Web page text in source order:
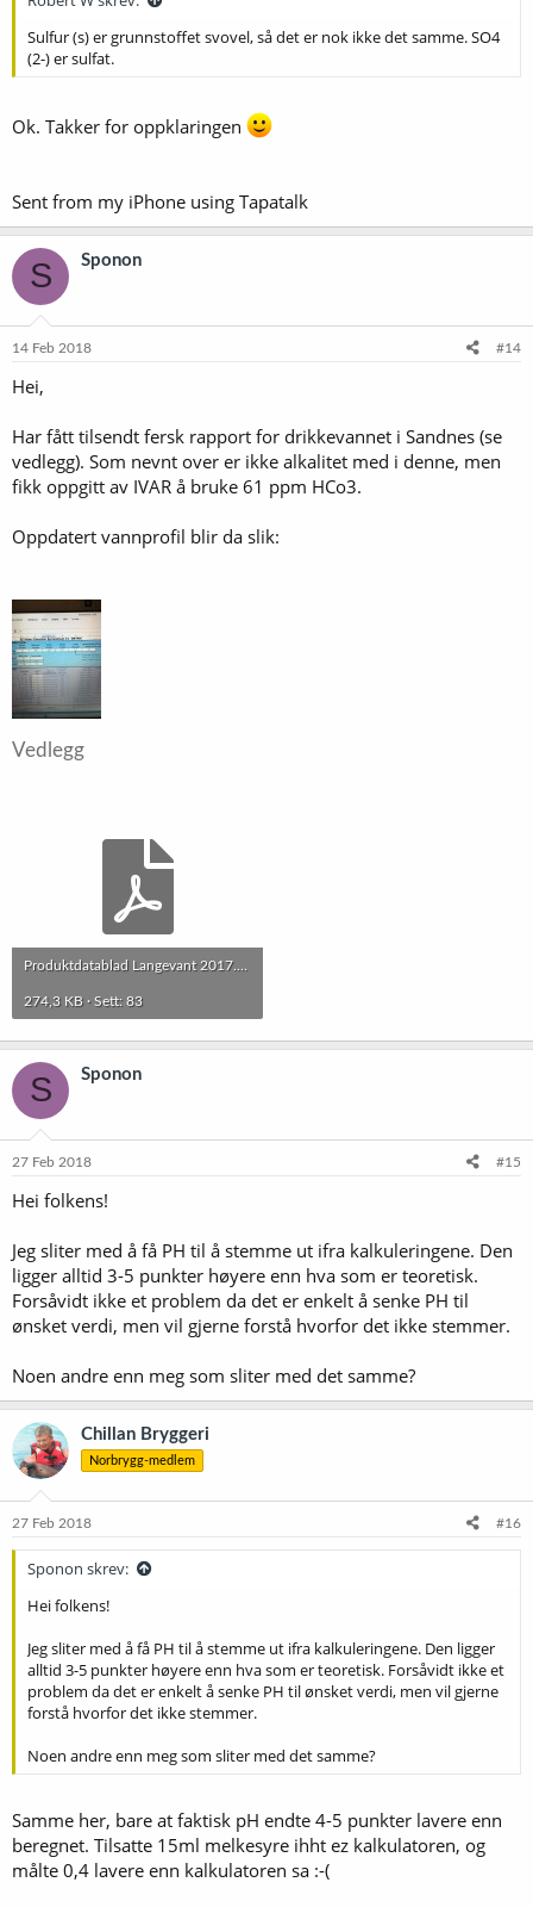
Sulfur (s) er grunnstoffet svovel, så det er nok ikke det samme. SO4
(2-) er sulfat.
Ok. Takker for oppklaringen
Sent from my iPhone using Tapatalk
S Sponon
14 Feb 2018 #14
Hei,
Har fått tilsendt fersk rapport for drikkevannet i Sandnes (se
vedlegg). Som nevnt over er ikke alkalitet med i denne, men
fikk oppgitt av IVAR å bruke 61 ppm HCo3.
Oppdatert vannprofil blir da slik:
Vedlegg
274,3 KB · Sett: 83
S Sponon
27 Feb 2018 #15
Hei folkens!
Jeg sliter med å få PH til å stemme ut ifra kalkuleringene. Den
ligger alltid 3-5 punkter høyere enn hva som er teoretisk.
Forsåvidt ikke et problem da det er enkelt å senke PH til
ønsket verdi, men vil gjerne forstå hvorfor det ikke stemmer.
Noen andre enn meg som sliter med det samme?
Chillan Bryggeri
Norbrygg-medlem
27 Feb 2018 #16
Sponon skrev:
Hei folkens!
Jeg sliter med å få PH til å stemme ut ifra kalkuleringene. Den ligger
alltid 3-5 punkter høyere enn hva som er teoretisk. Forsåvidt ikke et
problem da det er enkelt å senke PH til ønsket verdi, men vil gjerne
forstå hvorfor det ikke stemmer.
Noen andre enn meg som sliter med det samme?
Samme her, bare at faktisk pH endte 4-5 punkter lavere enn
beregnet. Tilsatte 15ml melkesyre ihht ez kalkulatoren, og
målte 0,4 lavere enn kalkulatoren sa :-(